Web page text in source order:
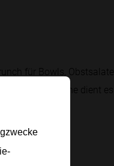
für Bowls, Obstsalate
In der Küche dient es